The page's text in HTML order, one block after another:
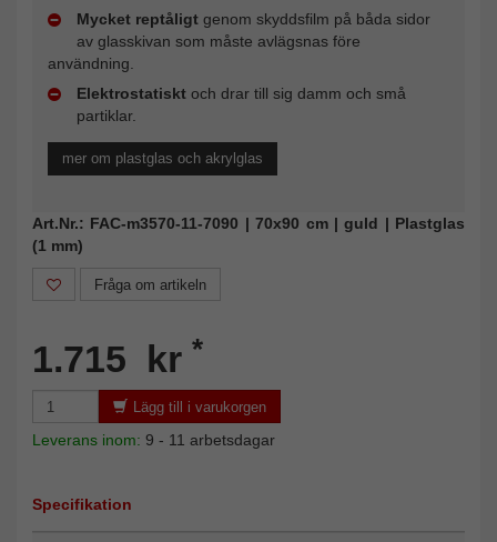
Mycket reptåligt genom skyddsfilm på båda sidor
av glasskivan som måste avlägsnas före
användning.
Elektrostatiskt och drar till sig damm och små
partiklar.
mer om plastglas och akrylglas
Art.Nr.: FAC-m3570-11-7090 | 70x90 cm | guld | Plastglas
(1 mm)
Fråga om artikeln
1.715 kr *
Lägg till i varukorgen
Leverans inom: 9 - 11 arbetsdagar
Specifikation